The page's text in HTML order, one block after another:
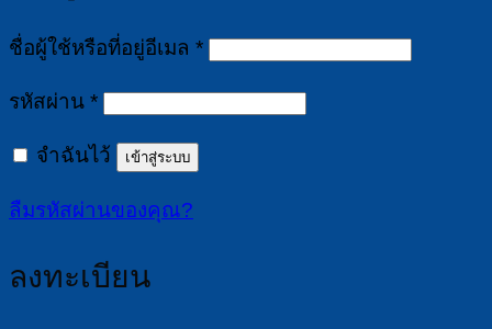
ชื่อผู้ใช้หรือที่อยู่อีเมล *ต้องการ
รหัสผ่าน *ต้องการ
จำฉันไว้ เข้าสู่ระบบ
ลืมรหัสผ่านของคุณ?
ลงทะเบียน